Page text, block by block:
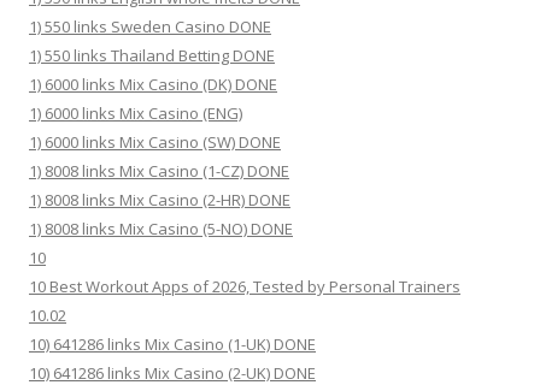
1) 550 links Sweden Casino DONE
1) 550 links Thailand Betting DONE
1) 6000 links Mix Casino (DK) DONE
1) 6000 links Mix Casino (ENG)
1) 6000 links Mix Casino (SW) DONE
1) 8008 links Mix Casino (1-CZ) DONE
1) 8008 links Mix Casino (2-HR) DONE
1) 8008 links Mix Casino (5-NO) DONE
10
10 Best Workout Apps of 2026, Tested by Personal Trainers
10.02
10) 641286 links Mix Casino (1-UK) DONE
10) 641286 links Mix Casino (2-UK) DONE